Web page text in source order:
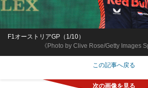
《Photo by Clive Rose/Getty Images
F1オーストリアGP（1/10）
この記事へ戻る